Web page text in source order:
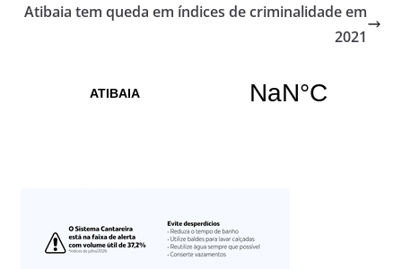
Atibaia tem queda em índices de criminalidade em
2021